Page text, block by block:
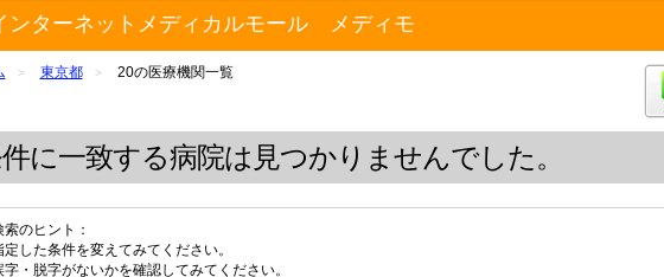
ンターネットメディカルモール メディモ
> 東京都 > 20の医療機関一覧
に一致する病院は見つかりませんでした。
索のヒント：
定した条件を変えてみてください。
字・脱字がないかを確認してみてください。